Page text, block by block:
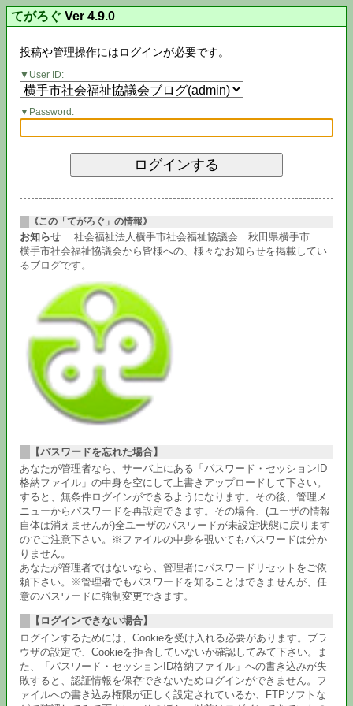
てがろぐ Ver 4.9.0
投稿や管理操作にはログインが必要です。
User ID:
Password:
《この「てがろぐ」の情報》
お知らせ ｜社会福祉法人横手市社会福祉協議会｜秋田県横手市
横手市社会福祉協議会から皆様への、様々なお知らせを掲載してい
るブログです。
【パスワードを忘れた場合】
あなたが管理者なら、サーバ上にある「パスワード・セッションID
格納ファイル」の中身を空にして上書きアップロードして下さい。
すると、無条件ログインができるようになります。その後、管理メ
ニューからパスワードを再設定できます。その場合、(ユーザの情報
自体は消えませんが)全ユーザのパスワードが未設定状態に戻ります
のでご注意下さい。※ファイルの中身を覗いてもパスワードは分か
りません。
あなたが管理者ではないなら、管理者にパスワードリセットをご依
頼下さい。※管理者でもパスワードを知ることはできませんが、任
意のパスワードに強制変更できます。
【ログインできない場合】
ログインするためには、Cookieを受け入れる必要があります。ブラ
ウザの設定で、Cookieを拒否していないか確認してみて下さい。ま
た、「パスワード・セッションID格納ファイル」への書き込みが失
敗すると、認証情報を保存できないためログインができません。フ
ァイルへの書き込み権限が正しく設定されているか、FTPソフトな